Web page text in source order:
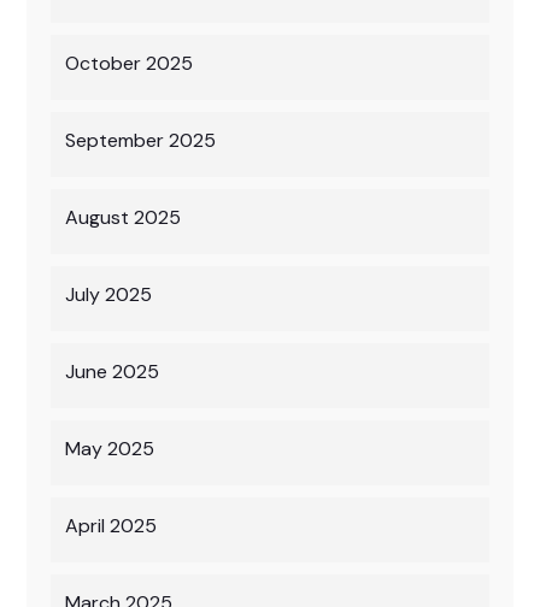
October 2025
September 2025
August 2025
July 2025
June 2025
May 2025
April 2025